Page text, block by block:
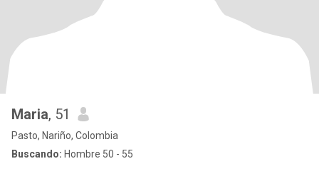
Maria, 51
Pasto, Nariño, Colombia
Buscando: Hombre 50 - 55